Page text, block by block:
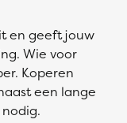
en geeft jouw
Wie voor
Koperen
een lange